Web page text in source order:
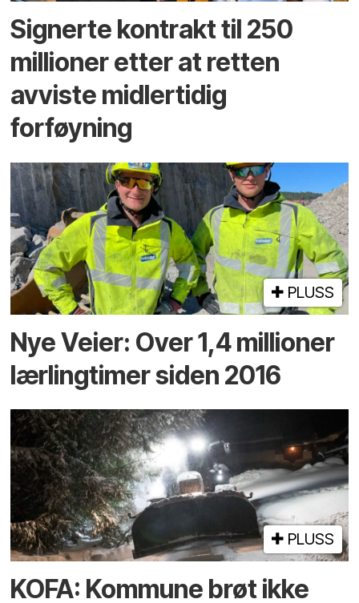
Signerte kontrakt til 250
millioner etter at retten
avviste midlertidig
forføyning
PLUSS
Nye Veier: Over 1,4 millioner
lærlingtimer siden 2016
PLUSS
KOFA: Kommune brøt ikke